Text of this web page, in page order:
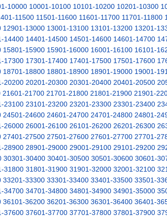
10000 10001-10100 10101-10200 10201-10300
11500 11501-11600 11601-11700 11701-11800
12901-13000 13001-13100 13101-13200 13201-
14400 14401-14500 14501-14600 14601-14700
15801-15900 15901-16000 16001-16100 16101-
17300 17301-17400 17401-17500 17501-17600
18701-18800 18801-18900 18901-19000 19001-
20200 20201-20300 20301-20400 20401-20500
21601-21700 21701-21800 21801-21900 21901-
23100 23101-23200 23201-23300 23301-23400
24501-24600 24601-24700 24701-24800 24801-
26000 26001-26100 26101-26200 26201-26300
27401-27500 27501-27600 27601-27700 27701-
28900 28901-29000 29001-29100 29101-29200
30301-30400 30401-30500 30501-30600 30601-
31800 31801-31900 31901-32000 32001-32100
33201-33300 33301-33400 33401-33500 33501-
34700 34701-34800 34801-34900 34901-35000
36101-36200 36201-36300 36301-36400 36401-
37600 37601-37700 37701-37800 37801-37900